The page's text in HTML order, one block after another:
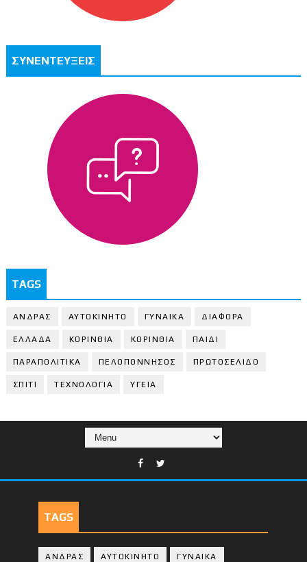
ΣΥΝΕΝΤΕΥΞΕΙΣ
TAGS
ΑΝΔΡΑΣ ΑΥΤΟΚΙΝΗΤΟ ΓΥΝΑΙΚΑ ΔΙΑΦΟΡΑ
ΕΛΛΑΔΑ ΚΟΡΙΝΘΙΑ ΚΟΡΙΝΘΙA ΠΑΙΔΙ
ΠΑΡΑΠΟΛΙΤΙΚΑ ΠΕΛΟΠΟΝΝΗΣΟΣ ΠΡΩΤΟΣΕΛΙΔΟ
ΣΠΙΤΙ ΤΕΧΝΟΛΟΓΙΑ ΥΓΕΙΑ
TAGS
ΑΝΔΡΑΣ ΑΥΤΟΚΙΝΗΤΟ ΓΥΝΑΙΚΑ